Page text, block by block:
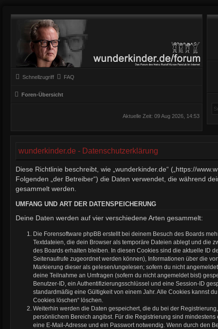
Schnellzugriff FAQ
Foren-Übersicht
Aktuelle Zeit: 09 Aug 2026, 14:53
wunderkinder.de - Datenschutzerklärung
Diese Richtlinie beschreibt, wie „wunderkinder.de“ („https://
Folgenden „der Betreiber“) die Daten verwendet, die während
gesammelt werden.
UMFANG UND ART DER DATENSPEICHERUNG
Deine Daten werden auf vier verschiedene Arten gesammelt:
Die Forensoftware phpBB erstellt bei deinem Besuch des Boards
Textdateien, die dein Browser als temporäre Dateien ablegt und die
des Boards erhalten bleiben. In diesen Cookies sind die aktuelle ID
Seitenaufrufe zugeordnet werden können), Informationen über die
Markierung dieser als gelesen/ungelesen; sofern du nicht
deine Teilnahme an Umfragen (sofern du nicht angemeldet bist)
Benutzer-ID, ein Authentifizierungsschlüssel und eine Session-ID
standardmäßig eine Gültigkeit von einem Jahr. Alle Cookies kannst
Cookies löschen“ löschen.
Weiterhin werden die Daten gespeichert, die du bei der
persönlichem Bereich angibst. Für die Registrierung sind
eine E-Mail-Adresse und ein Passwort notwendig. Wenn durch den